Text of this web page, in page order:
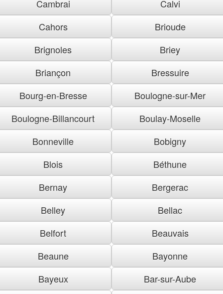
Cambrai
Calvi
Cahors
Brioude
Brignoles
Briey
Briançon
Bressuire
Bourg-en-Bresse
Boulogne-sur-Mer
Boulogne-Billancourt
Boulay-Moselle
Bonneville
Bobigny
Blois
Béthune
Bernay
Bergerac
Belley
Bellac
Belfort
Beauvais
Beaune
Bayonne
Bayeux
Bar-sur-Aube